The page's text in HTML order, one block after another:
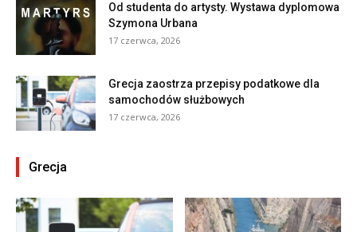
Od studenta do artysty. Wystawa dyplomowa
Szymona Urbana
17 czerwca, 2026
Grecja zaostrza przepisy podatkowe dla
samochodów służbowych
17 czerwca, 2026
Grecja